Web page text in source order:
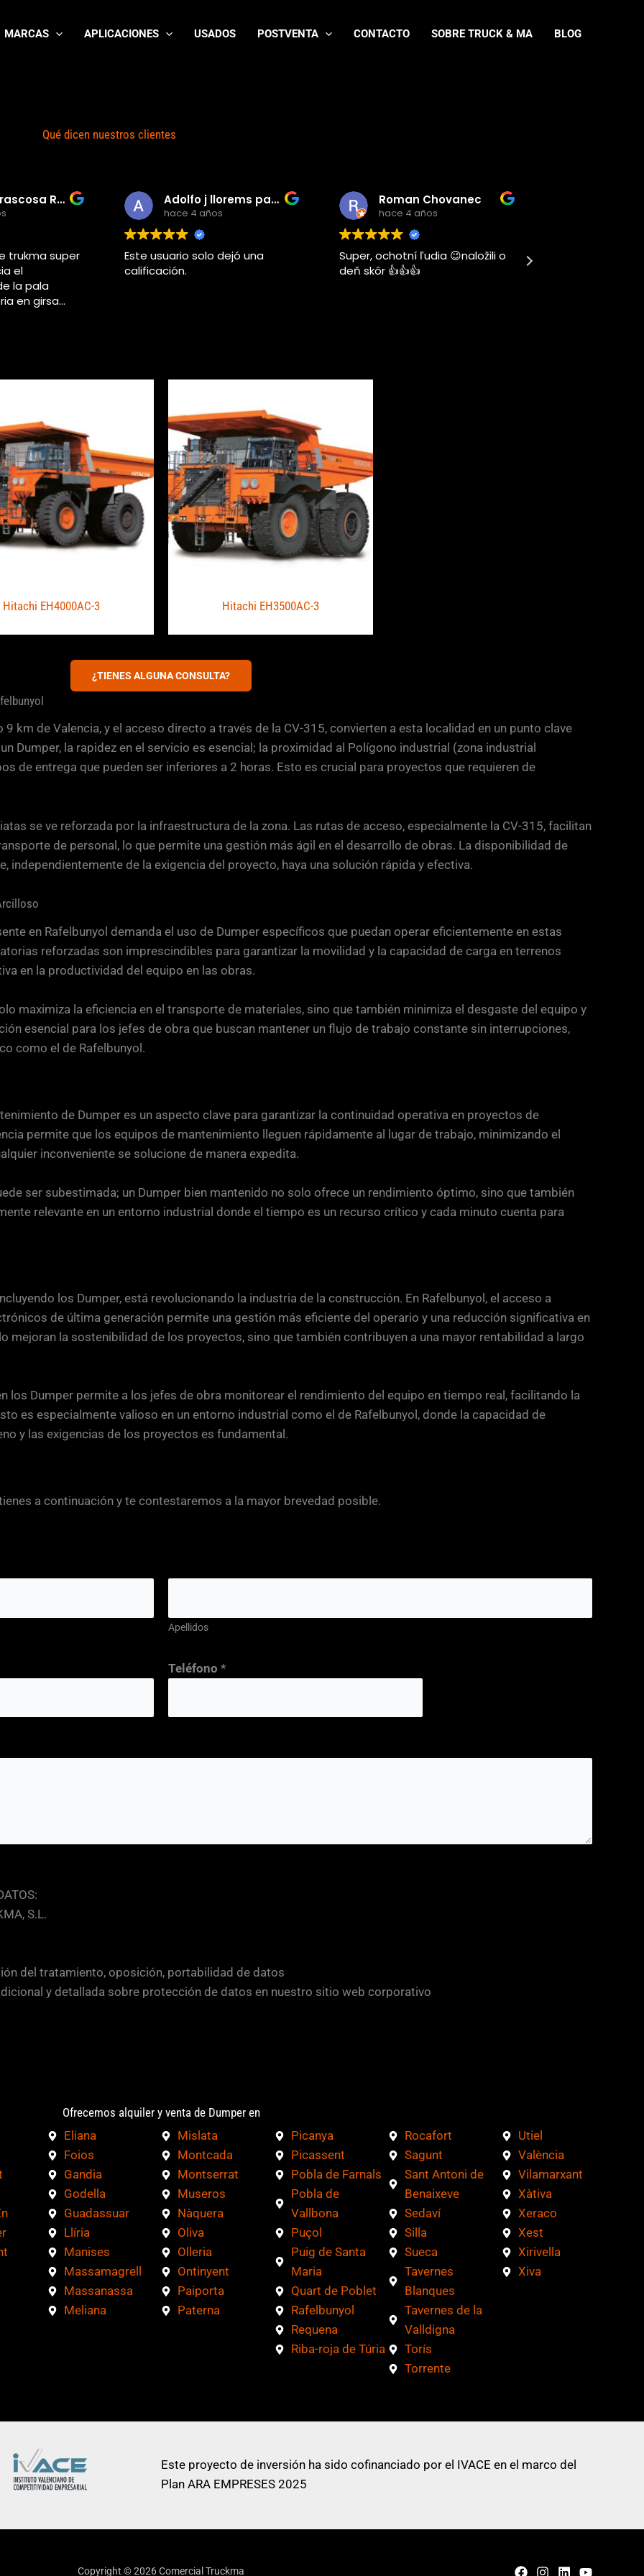
MARCAS APLICACIONES USADOS POSTVENTA CONTACTO SOBRE TRUCK & MA BLOG
Qué dicen nuestros clientes
Rafa Carrascosa Rodriguez
trukma super
el
la pala
en girsa
Adolfo j llorems pastor
hace 4 años
Este usuario solo dejó una
calificación.
Roman Chovanec
hace 4 años
Super, ochotní ľudia 😉naložili o
deň skôr 👍👍👍
Hitachi EH4000AC-3 Hitachi EH3500AC-3
¿TIENES ALGUNA CONSULTA?
km de Valencia, y el acceso directo a través de la CV-315, convierten a esta localidad en un punto clave
Dumper, la rapidez en el servicio es esencial; la proximidad al Polígono industrial (zona industrial
de entrega que pueden ser inferiores a 2 horas. Esto es crucial para proyectos que requieren de
se ve reforzada por la infraestructura de la zona. Las rutas de acceso, especialmente la CV-315, facilitan
de personal, lo que permite una gestión más ágil en el desarrollo de obras. La disponibilidad de
independientemente de la exigencia del proyecto, haya una solución rápida y efectiva.
en Rafelbunyol demanda el uso de Dumper específicos que puedan operar eficientemente en estas
reforzadas son imprescindibles para garantizar la movilidad y la capacidad de carga en terrenos
en la productividad del equipo en las obras.
maximiza la eficiencia en el transporte de materiales, sino que también minimiza el desgaste del equipo y
esencial para los jefes de obra que buscan mantener un flujo de trabajo constante sin interrupciones,
como el de Rafelbunyol.
de Dumper es un aspecto clave para garantizar la continuidad operativa en proyectos de
permite que los equipos de mantenimiento lleguen rápidamente al lugar de trabajo, minimizando el
inconveniente se solucione de manera expedita.
ser subestimada; un Dumper bien mantenido no solo ofrece un rendimiento óptimo, sino que también
relevante en un entorno industrial donde el tiempo es un recurso crítico y cada minuto cuenta para
los Dumper, está revolucionando la industria de la construcción. En Rafelbunyol, el acceso a
de última generación permite una gestión más eficiente del operario y una reducción significativa en
mejoran la sostenibilidad de los proyectos, sino que también contribuyen a una mayor rentabilidad a largo
los Dumper permite a los jefes de obra monitorear el rendimiento del equipo en tiempo real, facilitando la
es especialmente valioso en un entorno industrial como el de Rafelbunyol, donde la capacidad de
y las exigencias de los proyectos es fundamental.
a continuación y te contestaremos a la mayor brevedad posible.
Apellidos
Teléfono *
S.L.
del tratamiento, oposición, portabilidad de datos
y detallada sobre protección de datos en nuestro sitio web corporativo
Ofrecemos alquiler y venta de Dumper en
Eliana
Foios
Gandia
Godella
Guadassuar
Llíria
Manises
Massamagrell
Massanassa
Meliana
Mislata
Montcada
Montserrat
Museros
Nàquera
Oliva
Olleria
Ontinyent
Paiporta
Paterna
Picanya
Picassent
Pobla de Farnals
Pobla de
Vallbona
Puçol
Puig de Santa
Maria
Quart de Poblet
Rafelbunyol
Requena
Riba-roja de Túria
Rocafort
Sagunt
Sant Antoni de
Benaixeve
Sedaví
Silla
Sueca
Tavernes
Blanques
Tavernes de la
Valldigna
Torís
Torrente
Utiel
València
Vilamarxant
Xàtiva
Xeraco
Xest
Xirivella
Xiva
Este proyecto de inversión ha sido cofinanciado por el IVACE en el marco del
Plan ARA EMPRESES 2025
Copyright © 2026 Comercial Truckma